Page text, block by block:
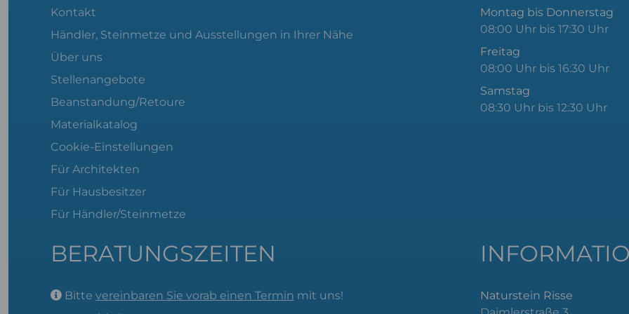
Kontakt
Händler, Steinmetze und Ausstellungen in Ihrer Nähe
Über uns
Stellenangebote
Beanstandung/Retoure
Materialkatalog
Cookie-Einstellungen
Für Architekten
Für Hausbesitzer
Für Händler/Steinmetze
Montag bis Donnerstag
08:00 Uhr bis 17:30 Uhr
Freitag
08:00 Uhr bis 16:30 Uhr
Samstag
08:30 Uhr bis 12:30 Uhr
BERATUNGSZEITEN
Bitte vereinbaren Sie vorab einen Termin mit uns!
Naturstein Risse